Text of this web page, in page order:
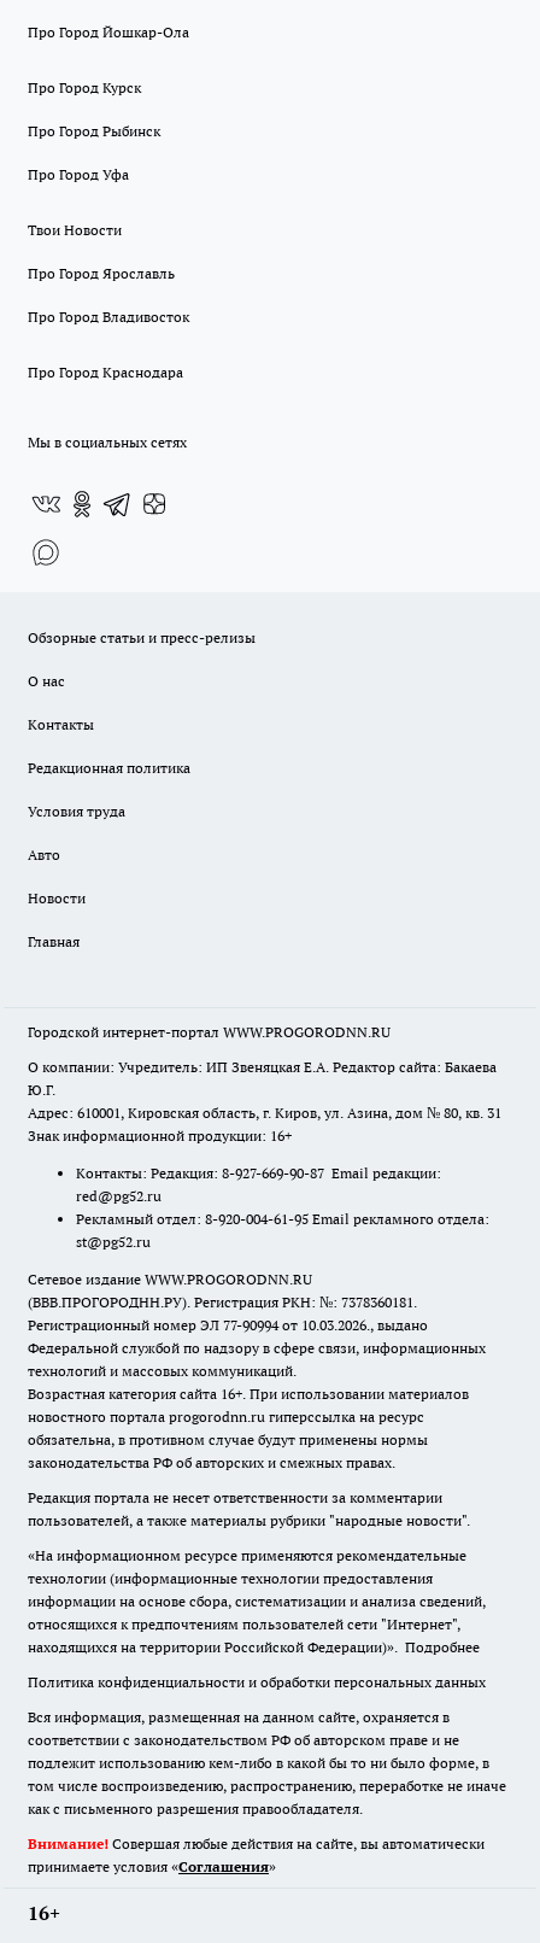
Про Город Йошкар-Ола
Про Город Курск
Про Город Рыбинск
Про Город Уфа
Твои Новости
Про Город Ярославль
Про Город Владивосток
Про Город Краснодара
Мы в социальных сетях
Обзорные статьи и пресс-релизы
О нас
Контакты
Редакционная политика
Условия труда
Авто
Новости
Главная
Городской интернет-портал WWW.PROGORODNN.RU
О компании: Учредитель: ИП Звеняцкая Е.А. Редактор сайта: Бакаева
Ю.Г.
Адрес: 610001, Кировская область, г. Киров, ул. Азина, дом № 80, кв. 31
Знак информационной продукции: 16+
Контакты: Редакция: 8-927-669-90-87 Email редакции:
red@pg52.ru
Рекламный отдел: 8-920-004-61-95 Email рекламного отдела:
st@pg52.ru
Сетевое издание WWW.PROGORODNN.RU
(ВВВ.ПРОГОРОДНН.РУ). Регистрация РКН: №: 7378360181.
Регистрационный номер ЭЛ 77-90994 от 10.03.2026., выдано
Федеральной службой по надзору в сфере связи, информационных
технологий и массовых коммуникаций.
Возрастная категория сайта 16+. При использовании материалов
новостного портала progorodnn.ru гиперссылка на ресурс
обязательна, в противном случае будут применены нормы
законодательства РФ об авторских и смежных правах.
Редакция портала не несет ответственности за комментарии
пользователей, а также материалы рубрики "народные новости".
«На информационном ресурсе применяются рекомендательные
технологии (информационные технологии предоставления
информации на основе сбора, систематизации и анализа сведений,
относящихся к предпочтениям пользователей сети "Интернет",
находящихся на территории Российской Федерации)». Подробнее
Политика конфиденциальности и обработки персональных данных
Вся информация, размещенная на данном сайте, охраняется в
соответствии с законодательством РФ об авторском праве и не
подлежит использованию кем-либо в какой бы то ни было форме, в
том числе воспроизведению, распространению, переработке не иначе
как с письменного разрешения правообладателя.
Внимание! Совершая любые действия на сайте, вы автоматически
принимаете условия «Cоглашения»
16+